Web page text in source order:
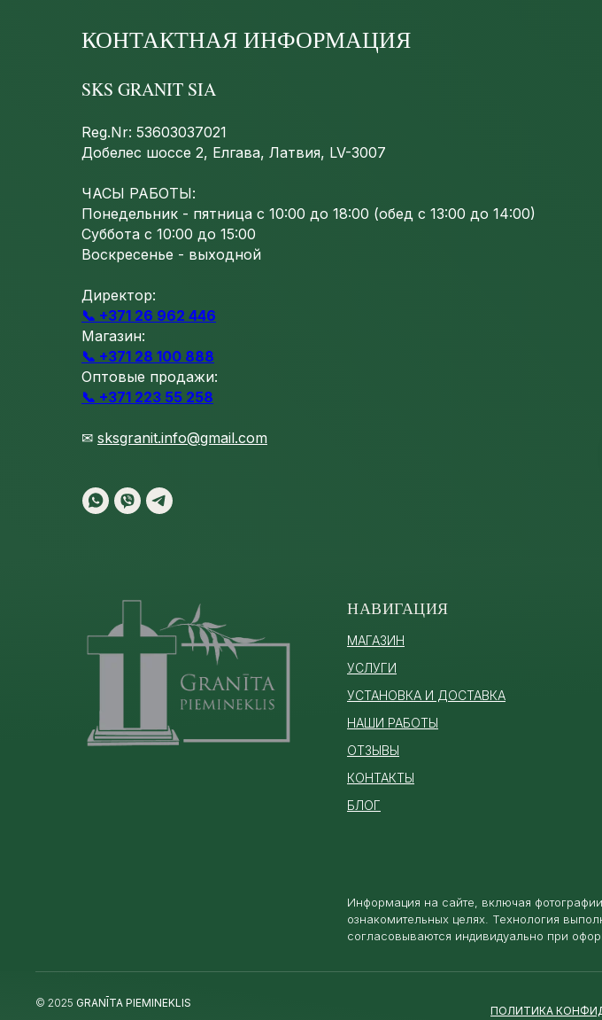
КОНТАКТНАЯ ИНФОРМАЦИЯ
SKS GRANIT SIA
Reg.Nr: 53603037021
Добелес шоссе 2, Елгава, Латвия, LV-3007
ЧАСЫ РАБОТЫ:
Понедельник - пятница с 10:00 до 18:00 (обед с 13:00 до 14:00)
Суббота с 10:00 до 15:00
Воскресенье - выходной
Директор:
📞 +371 26 962 446
Магазин:
📞 +371 28 100 888
Оптовые продажи:
📞 +371 223 55 258
✉ sksgranit.info@gmail.com
НАВИГАЦИЯ
МАГАЗИН
УСЛУГИ
УСТАНОВКА И ДОСТАВКА
НАШИ РАБОТЫ
ОТЗЫВЫ
КОНТАКТЫ
БЛОГ
Информация на сайте, включая
ознакомительных целях. Технология
согласовываются индивидуально при
© 2025 GRANĪTA PIEMINEKLIS
ПОЛИТИКА